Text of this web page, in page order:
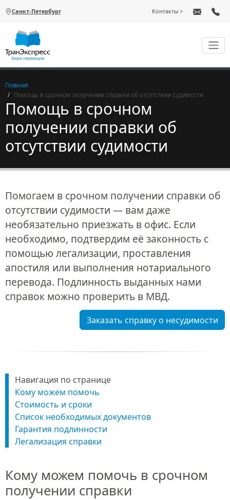
Санкт-Петербург Контакты
Главная
Помощь в срочном получении справки об отсутствии судимости
Помощь в срочном
получении справки об
отсутствии судимости
Помогаем в срочном получении справки об
отсутствии судимости — вам даже
необязательно приезжать в офис. Если
необходимо, подтвердим её законность с
помощью легализации, проставления
апостиля или выполнения нотариального
перевода. Подлинность выданных нами
справок можно проверить в МВД.
Заказать справку о несудимости
Навигация по странице
Кому можем помочь
Стоимость и сроки
Список необходимых документов
Гарантия подлинности
Легализация справки
Кому можем помочь в срочном
получении справки